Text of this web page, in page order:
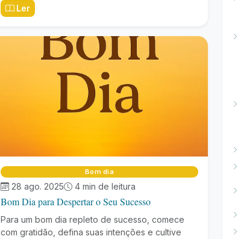
Ler
Bom dia
28 ago. 2025 4 min de leitura
Bom Dia para Despertar o Seu Sucesso
Para um bom dia repleto de sucesso, comece
com gratidão, defina suas intenções e cultive